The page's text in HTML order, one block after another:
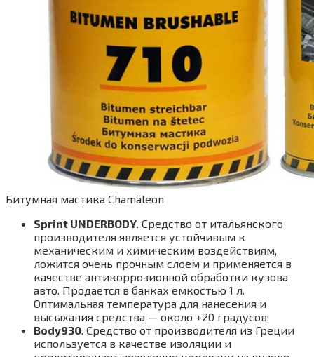
Битумная мастика Chamäleon
Sprint UNDERBODY. Средство от итальянского
производителя является устойчивым к
механическим и химическим воздействиям,
ложится очень прочным слоем и применяется в
качестве антикоррозионной обработки кузова
авто. Продается в банках емкостью 1 л.
Оптимальная температура для нанесения и
высыхания средства — около +20 градусов;
Body930. Средство от производителя из Греции
используется в качестве изоляции и